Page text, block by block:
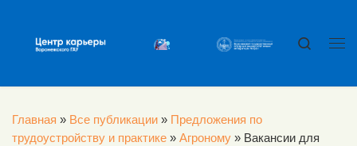
Search
Главная » Все публикации » Предложения по
трудоустройству и практике » Агроному » Вакансии для